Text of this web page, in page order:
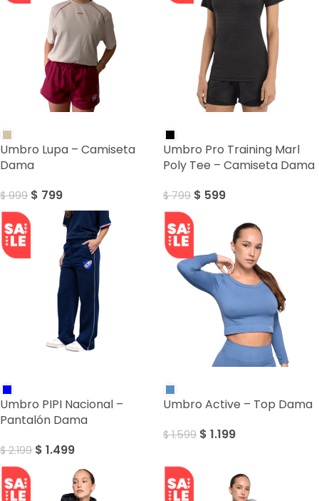
Umbro Lupa – Camiseta
Dama
$999 $ 799
Umbro Pro Training Marl
Poly Tee – Camiseta Dama
$799 $ 599
Umbro PIPI Nacional –
Pantalón Dama
$2.199 $ 1.499
Umbro Active – Top Dama
$1.599 $ 1.199